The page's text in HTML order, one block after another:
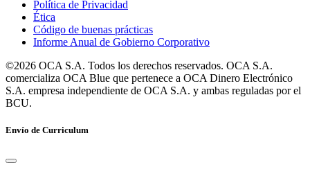
Política de Privacidad
Ética
Código de buenas prácticas
Informe Anual de Gobierno Corporativo
©2026 OCA S.A. Todos los derechos reservados. OCA S.A.
comercializa OCA Blue que pertenece a OCA Dinero Electrónico
S.A. empresa independiente de OCA S.A. y ambas reguladas por el
BCU.
Envío de Curriculum